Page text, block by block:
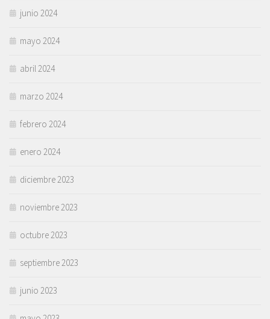
junio 2024
mayo 2024
abril 2024
marzo 2024
febrero 2024
enero 2024
diciembre 2023
noviembre 2023
octubre 2023
septiembre 2023
junio 2023